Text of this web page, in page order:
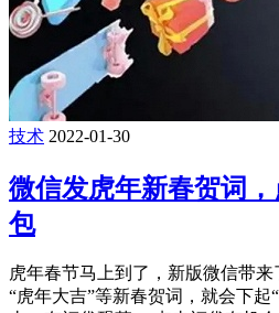
技术 2022-01-30
微信发虎年新春贺词
包
虎年春节马上到了，新版微信带
“虎年大吉”等新春贺词，就会下起